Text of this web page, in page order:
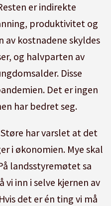
er indirekte
produktivitet og
kostnadene skyldes
og halvparten av
Disse
Det er ingen
har bedret seg.
har varslet at det
i økonomien. Mye skal
landsstyremøtet sa
inn i selve kjernen av
det er én ting vi må